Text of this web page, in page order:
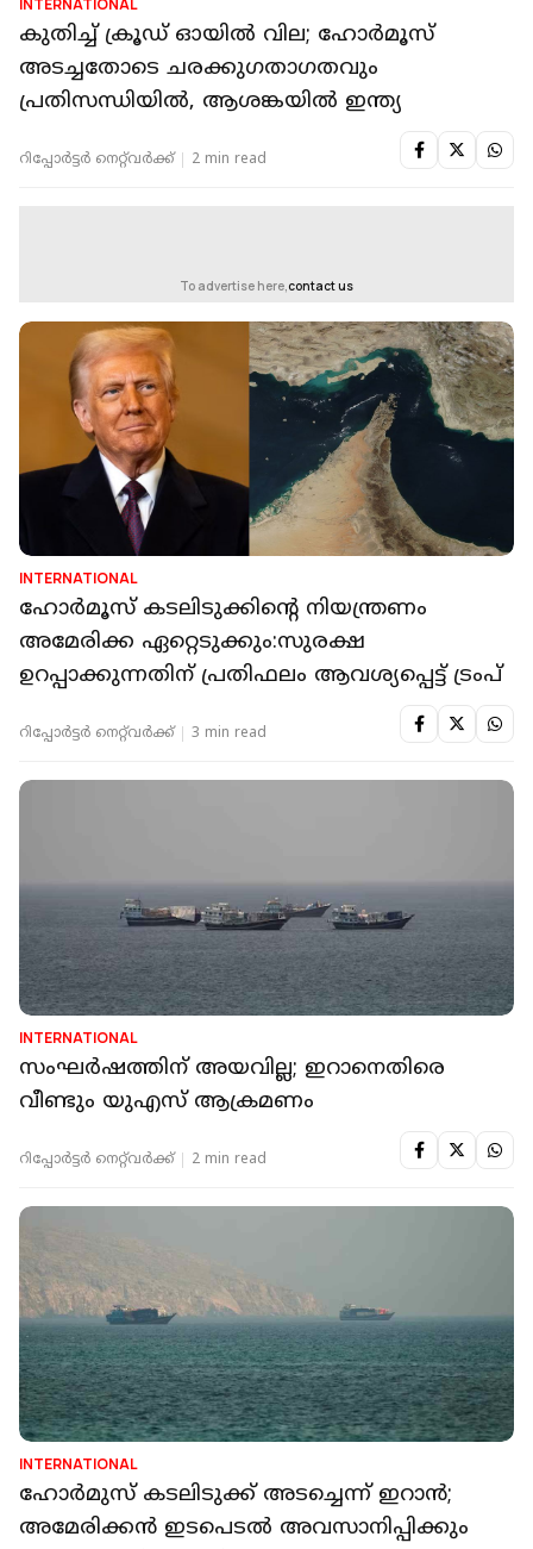
കുതിച്ച് ക്രൂഡ് ഓയിൽ വില; ഹോർമൂസ്
അടച്ചതോടെ ചരക്കുഗതാഗതവും
പ്രതിസന്ധിയിൽ, ആശങ്കയില്‍ ഇന്ത്യ
റിപ്പോർട്ടർ നെറ്റ്‌വര്‍ക്ക്‌ 2 min read
To advertise here, contact us
INTERNATIONAL
ഹോർമൂസ് കടലിടുക്കിൻ്റെ നിയന്ത്രണം
അമേരിക്ക ഏറ്റെടുക്കും:സുരക്ഷ
ഉറപ്പാക്കുന്നതിന് പ്രതിഫലം ആവശ്യപ്പെട്ട് ട്രംപ്
റിപ്പോർട്ടർ നെറ്റ്‌വര്‍ക്ക്‌ 3 min read
INTERNATIONAL
സംഘർഷത്തിന് അയവില്ല; ഇറാനെതിരെ
വീണ്ടും യുഎസ് ആക്രമണം
റിപ്പോർട്ടർ നെറ്റ്‌വര്‍ക്ക്‌ 2 min read
INTERNATIONAL
ഹോര്‍മുസ് കടലിടുക്ക് അടച്ചെന്ന് ഇറാന്‍;
അമേരിക്കന്‍ ഇടപെടല്‍ അവസാനിപ്പിക്കും